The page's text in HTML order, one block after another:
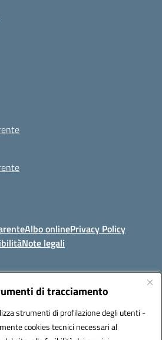
di tracciamento
strumenti di profilazione degli utenti -
cookies tecnici necessari al
Albo onlinePrivacy Policy
Note legali
(SS)
ssic820006@pec.istruzione.it